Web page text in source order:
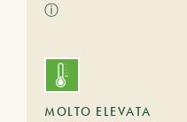
ⓘ
MOLTO ELEVATA